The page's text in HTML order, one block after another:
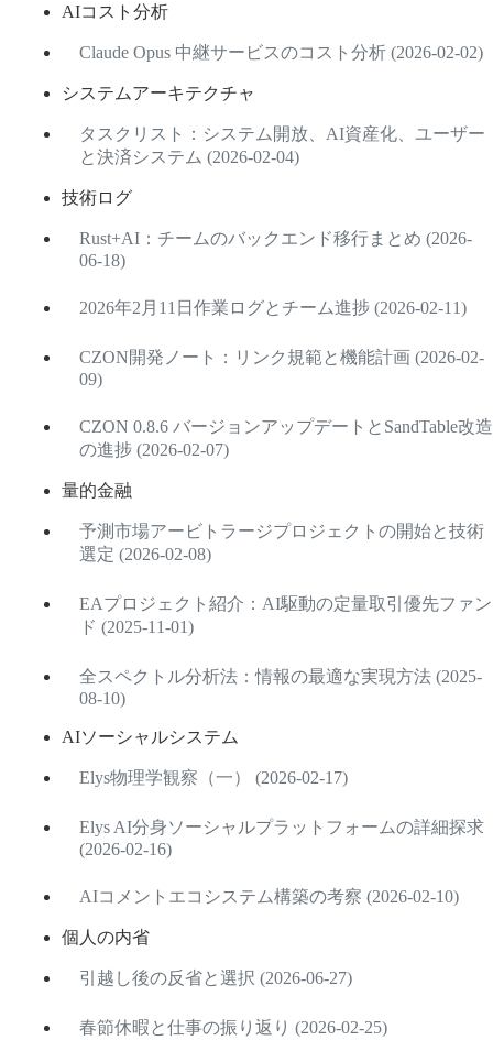
AIコスト分析
Claude Opus 中継サービスのコスト分析 (2026-02-02)
システムアーキテクチャ
タスクリスト：システム開放、AI資産化、ユーザー
と決済システム (2026-02-04)
技術ログ
Rust+AI：チームのバックエンド移行まとめ (2026-
06-18)
2026年2月11日作業ログとチーム進捗 (2026-02-11)
CZON開発ノート：リンク規範と機能計画 (2026-02-
09)
CZON 0.8.6 バージョンアップデートとSandTable改造
の進捗 (2026-02-07)
量的金融
予測市場アービトラージプロジェクトの開始と技術
選定 (2026-02-08)
EAプロジェクト紹介：AI駆動の定量取引優先ファン
ド (2025-11-01)
全スペクトル分析法：情報の最適な実現方法 (2025-
08-10)
AIソーシャルシステム
Elys物理学観察（一） (2026-02-17)
Elys AI分身ソーシャルプラットフォームの詳細探求
(2026-02-16)
AIコメントエコシステム構築の考察 (2026-02-10)
個人の内省
引越し後の反省と選択 (2026-06-27)
春節休暇と仕事の振り返り (2026-02-25)